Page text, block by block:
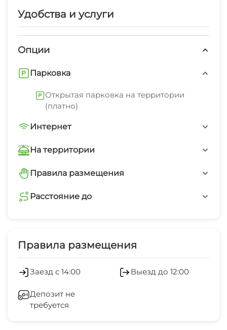
гладильные принадлежности, беседка, СВЧ.
(платно)
В нескольких минутах находятся пляж
Согласно отзывам наших постояльцев, им
Аренда жилья у нас без посредников - по
Удобства и услуги
Опции
Парковка
Открытая парковка на территории
(платно)
Интернет
Wi-Fi интернет на всей территории
На территории
Интернет Wi-Fi
Автостоянка
Правила размещения
запрещено курить в номерах
Расстояние до
пляж галечный
5 мин
Правила размещения
Заезд с 14:00 Выезд до 12:00
Депозит не
требуется